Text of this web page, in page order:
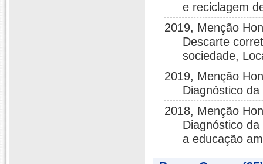
e reciclagem
2019, Menção
Descarte
sociedade,
2019, Menção
Diagnóstico
2018, Menção
Diagnóstico
a educação